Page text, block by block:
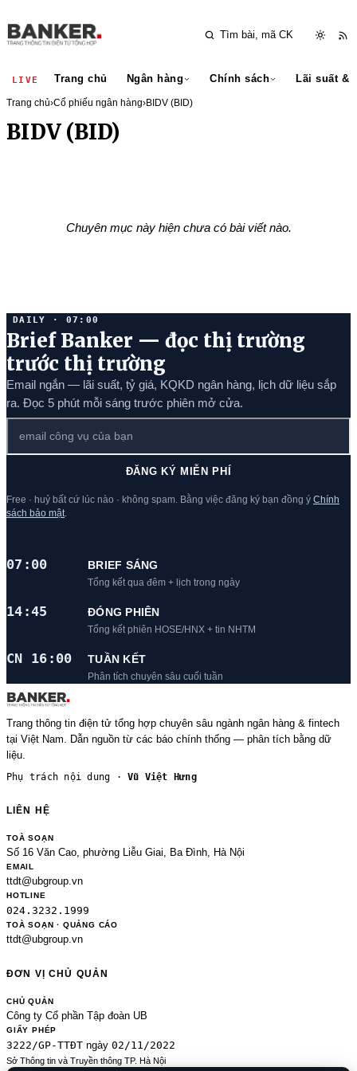
LIVE Trang chủ Ngân hàng Chính sách Lãi suất &
Trang chủ›Cổ phiếu ngân hàng›BIDV (BID)
BIDV (BID)
Chuyên mục này hiện chưa có bài viết nào.
DAILY · 07:00
Brief Banker — đọc thị trường
trước thị trường
Email ngắn — lãi suất, tỷ giá, KQKD ngân hàng, lịch dữ liệu sắp
ra. Đọc 5 phút mỗi sáng trước phiên mở cửa.
ĐĂNG KÝ MIỄN PHÍ
Free · huỷ bất cứ lúc nào · không spam. Bằng việc đăng ký bạn đồng ý Chính
sách bảo mật
07:00 BRIEF SÁNG
Tổng kết qua đêm + lịch trong ngày
14:45 ĐÓNG PHIÊN
Tổng kết phiên HOSE/HNX + tin NHTM
CN 16:00 TUẦN KẾT
Phân tích chuyên sâu cuối tuần
Trang thông tin điện tử tổng hợp chuyên sâu ngành ngân hàng & fintech
tại Việt Nam. Dẫn nguồn từ các báo chính thống — phân tích bằng dữ
liệu.
Phụ trách nội dung ·Vũ Việt Hưng
LIÊN HỆ
TOÀ SOẠN
Số 16 Văn Cao, phường Liễu Giai, Ba Đình, Hà Nội
EMAIL
ttdt@ubgroup.vn
HOTLINE
024.3232.1999
TOÀ SOẠN · QUẢNG CÁO
ttdt@ubgroup.vn
ĐƠN VỊ CHỦ QUẢN
CHỦ QUẢN
Công ty Cổ phần Tập đoàn UB
GIẤY PHÉP
3222/GP-TTĐT ngày 02/11/2022
Sở Thông tin và Truyền thông TP. Hà Nội